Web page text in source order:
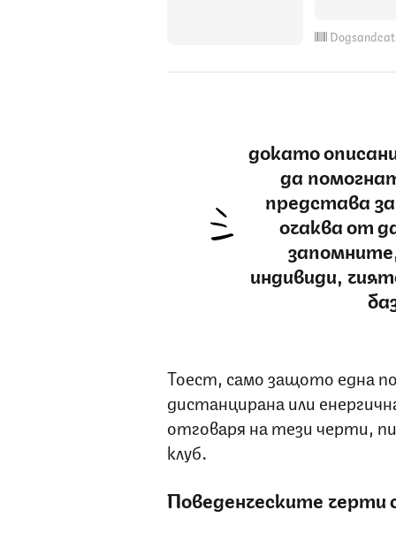
докато
да
представа
очаква от
индивиди,
Тоест, само защото една
дистанцирана или
отговаря на тези черти,
клуб.
Поведенческите черти